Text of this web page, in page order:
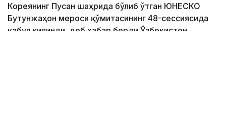
Кореянинг Пусан ​​шаҳрида бўлиб ўтган ЮНEСКО
Бутунжаҳон мероси қўмитасининг 48-сессиясида
қабул қилинди, деб хабар берди Ўзбекистон